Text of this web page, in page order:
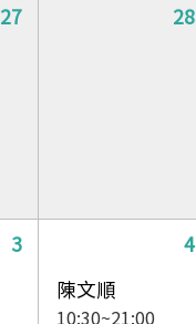
27 28
3
4
陳文順
10:30~21:00